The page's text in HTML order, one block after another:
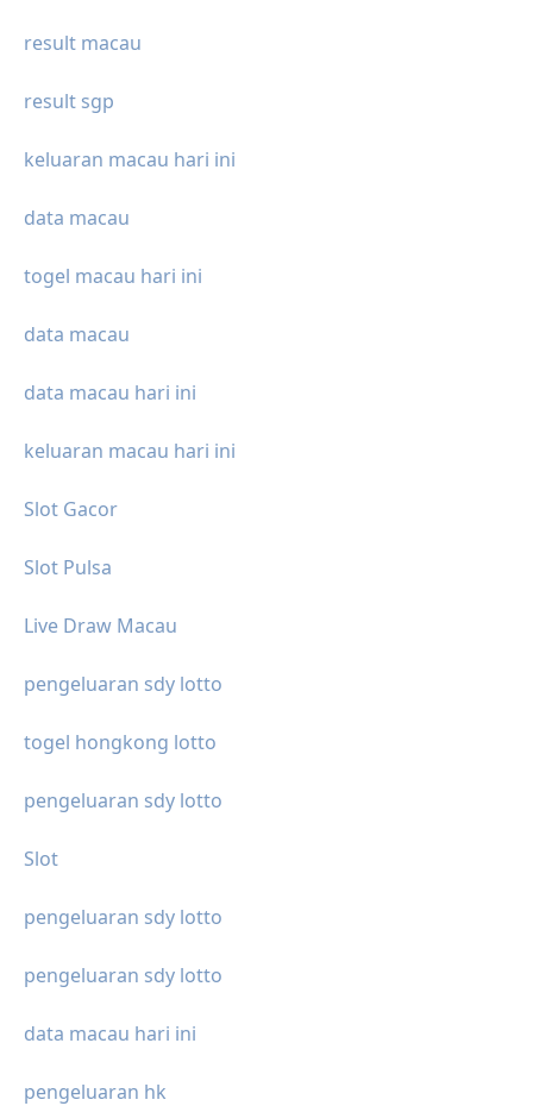
result macau
result sgp
keluaran macau hari ini
data macau
togel macau hari ini
data macau
data macau hari ini
keluaran macau hari ini
Slot Gacor
Slot Pulsa
Live Draw Macau
pengeluaran sdy lotto
togel hongkong lotto
pengeluaran sdy lotto
Slot
pengeluaran sdy lotto
pengeluaran sdy lotto
data macau hari ini
pengeluaran hk